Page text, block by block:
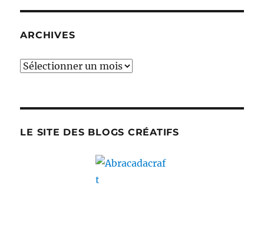
ARCHIVES
Archives
LE SITE DES BLOGS CRÉATIFS